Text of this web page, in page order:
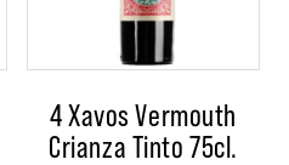
4 Xavos Vermouth
Crianza Tinto 75cl.